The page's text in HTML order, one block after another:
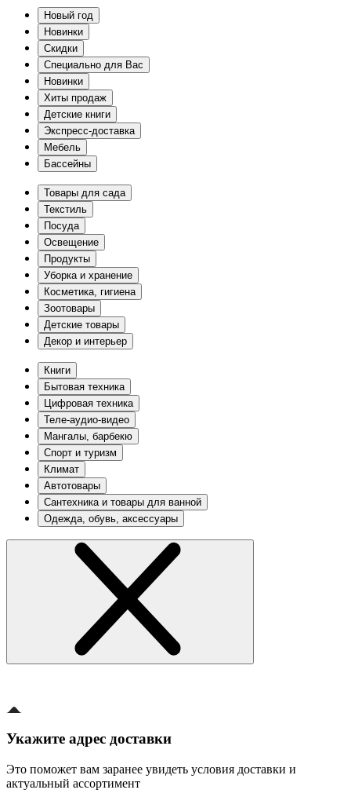
Новый год
Новинки
Скидки
Специально для Вас
Новинки
Хиты продаж
Детские книги
Экспресс-доставка
Мебель
Бассейны
Товары для сада
Текстиль
Посуда
Освещение
Продукты
Уборка и хранение
Косметика, гигиена
Зоотовары
Детские товары
Декор и интерьер
Книги
Бытовая техника
Цифровая техника
Теле-аудио-видео
Мангалы, барбекю
Спорт и туризм
Климат
Автотовары
Сантехника и товары для ванной
Одежда, обувь, аксессуары
Укажите адрес доставки
Это поможет вам заранее увидеть условия доставки и
актуальный ассортимент